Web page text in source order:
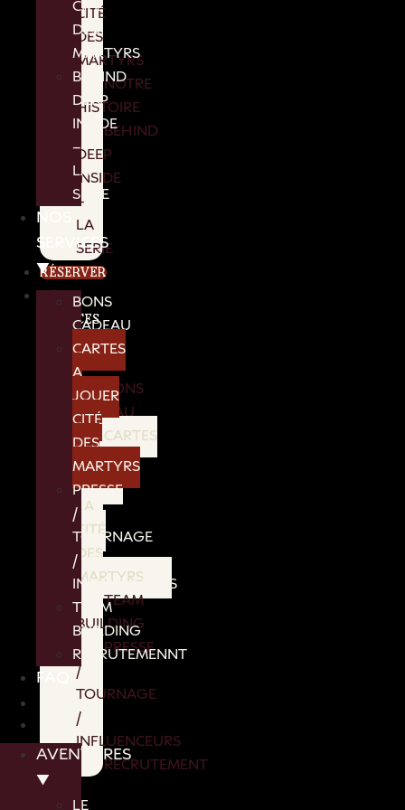
CITÉ
DES
MARTYRS
NOTRE
HISTOIRE
BEHIND
DEEP
INSIDE
–
LA
SERIE
RÉSERVER
SERVICES
BONS
CADEAU
CARTES
A
JOUER
LA
CITÉ
DES
MARTYRS
TEAM
BUILDING
PRESSE
/
TOURNAGE
/
INFLUENCEURS
RECRUTEMENT
FAQ
CITÉ
DES
MARTYRS
BEHIND
DEEP
INSIDE
–
LA
SERIE
NOS
SERVICES
▼
BONS
CADEAU
CARTES
A
JOUER
CITÉ
DES
MARTYRS
PRESSE
/
TOURNAGE
/
INFLUENCEURS
TEAM
BUILDING
RECRUTEMENNT
FAQ
AVENTURES
▼
LE